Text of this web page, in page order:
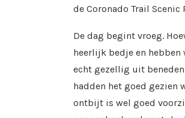
de Coronado Trail Scenic
De dag begint vroeg.
heerlijk bedje en hebben
echt gezellig uit
hadden het goed gezien
ontbijt is wel goed